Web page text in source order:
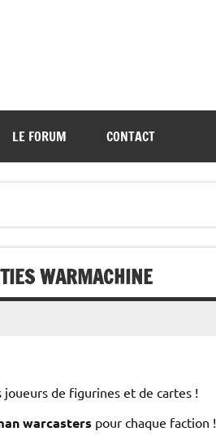
LE FORUM CONTACT
WARMACHINE
joueurs de figurines et de cartes !
warcasters pour chaque faction !